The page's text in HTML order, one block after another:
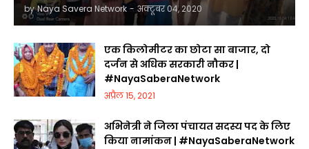
by Naya Savera Network - अक्टूबर 04, 2020
एक किलोमीटर का छोटा सा बाजार, दो
दर्जन से अधिक सरकारी नौकर |
#NayaSaberaNetwork
अप्रैल 15, 2021
अभिनेत्री ने जिला पंचायत सदस्य पद के लिए
किया नामांकन | #NayaSaberaNetwork